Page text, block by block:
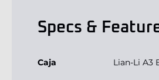
Specs &
Caja Lian-Li A3